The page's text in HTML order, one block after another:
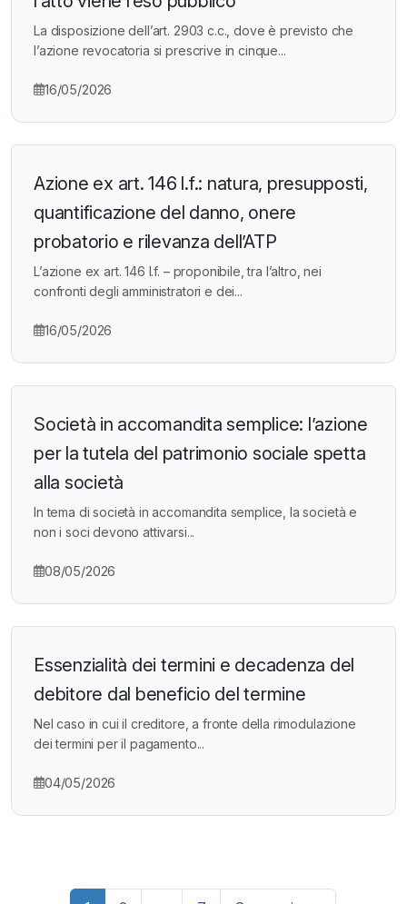
La disposizione dell’art. 2903 c.c., dove è previsto che
l’azione revocatoria si prescrive in cinque...
16/05/2026
Azione ex art. 146 l.f.: natura, presupposti,
quantificazione del danno, onere
probatorio e rilevanza dell’ATP
L’azione ex art. 146 l.f. – proponibile, tra l’altro, nei
confronti degli amministratori e dei...
16/05/2026
Società in accomandita semplice: l’azione
per la tutela del patrimonio sociale spetta
alla società
In tema di società in accomandita semplice, la società e
non i soci devono attivarsi...
08/05/2026
Essenzialità dei termini e decadenza del
debitore dal beneficio del termine
Nel caso in cui il creditore, a fronte della rimodulazione
dei termini per il pagamento...
04/05/2026